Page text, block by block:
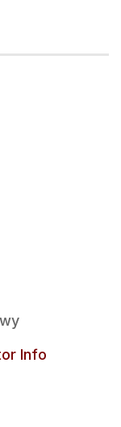
Info